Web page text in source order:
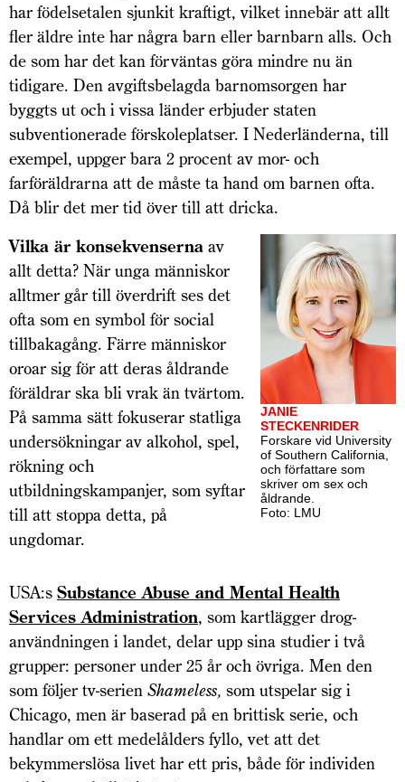
har födelsetalen sjunkit kraftigt, vilket innebär att allt
fler äldre inte har några barn eller barnbarn alls. Och
de som har det kan förväntas göra mindre nu än
tidigare. Den avgiftsbelagda barnomsorgen har
byggts ut och i vissa länder erbjuder staten
subventionerade förskoleplatser. I Nederländerna, till
exempel, uppger bara 2 procent av mor- och
farföräldrarna att de måste ta hand om barnen ofta.
Då blir det mer tid över till att dricka.
JANIE
STECKENRIDER
Forskare vid University
of Southern California,
och författare som
skriver om sex och
åldrande.
Foto: LMU
Vilka är konsekvenserna av
allt detta? När unga människor
alltmer går till överdrift ses det
ofta som en symbol för social
tillbakagång. Färre människor
oroar sig för att deras åldrande
föräldrar ska bli vrak än tvärtom.
På samma sätt fokuserar statliga
undersökningar av alkohol, spel,
rökning och
utbildningskampanjer, som syftar
till att stoppa detta, på
ungdomar.
USA:s Substance Abuse and Mental Health
Services Administration, som kartlägger drog­
användningen i landet, delar upp sina studier i två
grupper: personer under 25 år och övriga. Men den
som följer tv-serien Shameless, som utspelar sig i
Chicago, men är baserad på en brittisk serie, och
handlar om ett medelålders fyllo, vet att det
bekymmerslösa livet har ett pris, både för individen